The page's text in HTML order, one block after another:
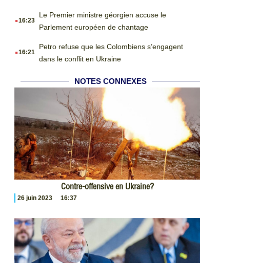
.16:23
Le Premier ministre géorgien accuse le
Parlement européen de chantage
.16:21
Petro refuse que les Colombiens s’engagent
dans le conflit en Ukraine
NOTES CONNEXES
Contre-offensive en Ukraine?
26 juin 2023 16:37